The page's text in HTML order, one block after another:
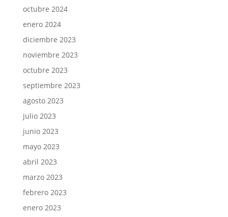
octubre 2024
enero 2024
diciembre 2023
noviembre 2023
octubre 2023
septiembre 2023
agosto 2023
julio 2023
junio 2023
mayo 2023
abril 2023
marzo 2023
febrero 2023
enero 2023